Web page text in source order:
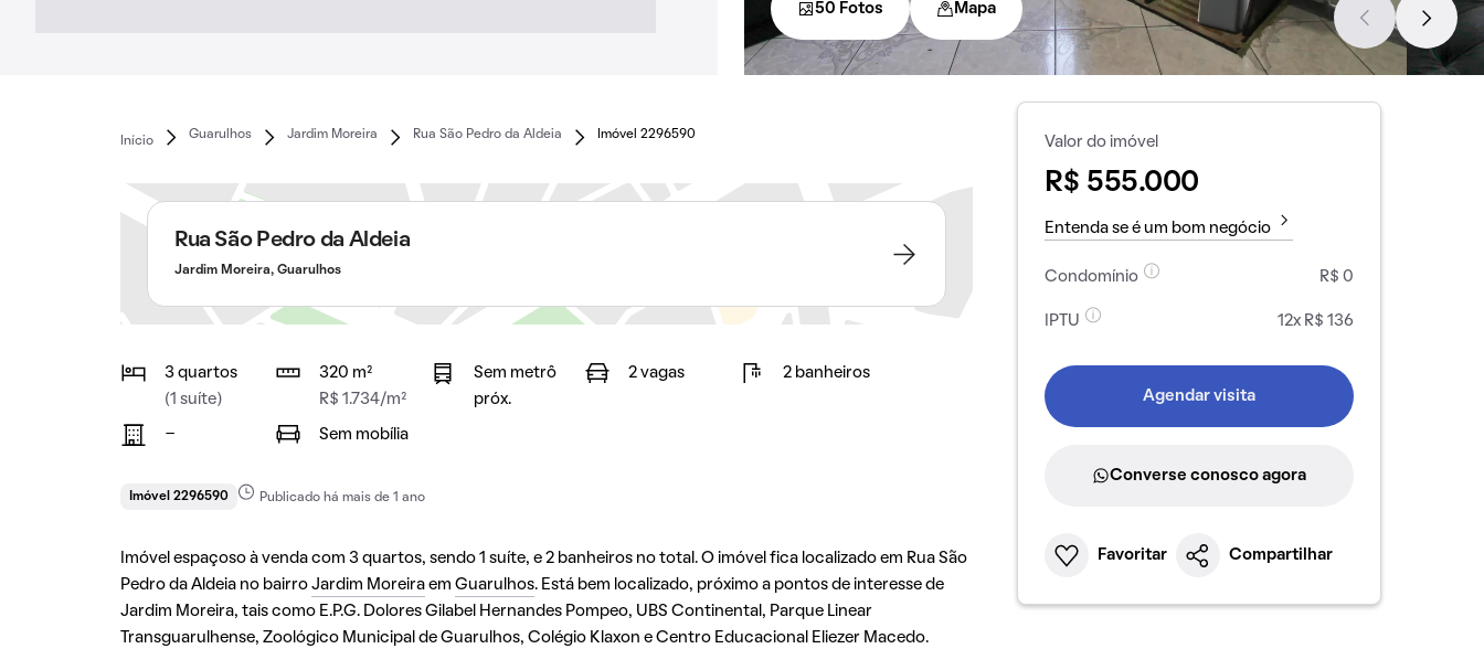
50 Fotos Mapa
Início
Guarulhos Jardim Moreira Rua São Pedro da Aldeia Imóvel 2296590
Rua São Pedro da Aldeia
Jardim Moreira, Guarulhos
3 quartos
(1 suíte)
320 m²
R$ 1.734/m²
Sem metrô
próx.
2 vagas 2 banheiros
- Sem mobília
Imóvel 2296590 Publicado há mais de 1 ano
Imóvel espaçoso à venda com 3 quartos, sendo 1 suíte, e 2 banheiros no total. O imóvel fica localizado em Rua São
Pedro da Aldeia no bairro Jardim Moreiraem Guarulhos. Está bem localizado, próximo a pontos de interesse de
Jardim Moreira, tais como E.P.G. Dolores Gilabel Hernandes Pompeo, UBS Continental, Parque Linear
Transguarulhense, Zoológico Municipal de Guarulhos, Colégio Klaxon e Centro Educacional Eliezer Macedo.
Valor do imóvel
R$ 555.000
Entenda se é um bom negócio
Condomínio R$ 0
IPTU 12x R$ 136
Agendar visita
Converse conosco agora
Favoritar Compartilhar